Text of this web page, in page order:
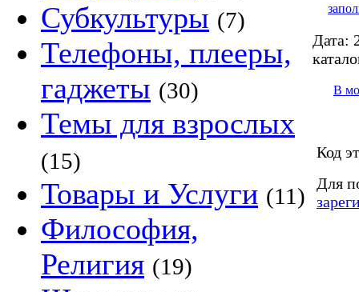
Субкультуры (7)
Телефоны, плееры,
гаджеты (30)
Темы для взрослых
(15)
Товары и Услуги (11)
Философия,
Религия (19)
Дата:
В
Код
Для